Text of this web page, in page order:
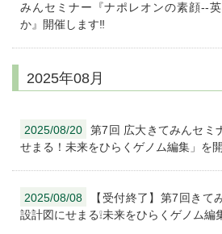
みんセミナー『ナポレオンの素顔--
か』開催します‼
2025年08月
2025/08/20
第7回 広大きてみんセミ
せまる！未来をひらくゲノム編集」を
2025/08/08
【受付終了】第7回きて
設計図にせまる❕未来をひらくゲノム編